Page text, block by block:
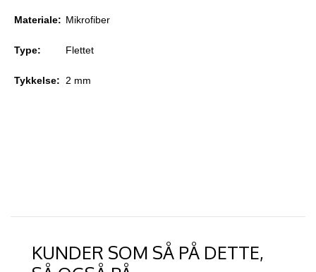
Materiale: Mikrofiber
Type: Flettet
Tykkelse: 2 mm
KUNDER SOM SÅ PÅ DETTE,